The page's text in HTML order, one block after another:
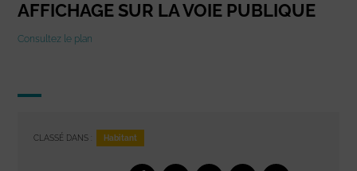
AFFICHAGE SUR LA VOIE PUBLIQUE
Consultez le plan
CLASSÉ DANS : Habitant